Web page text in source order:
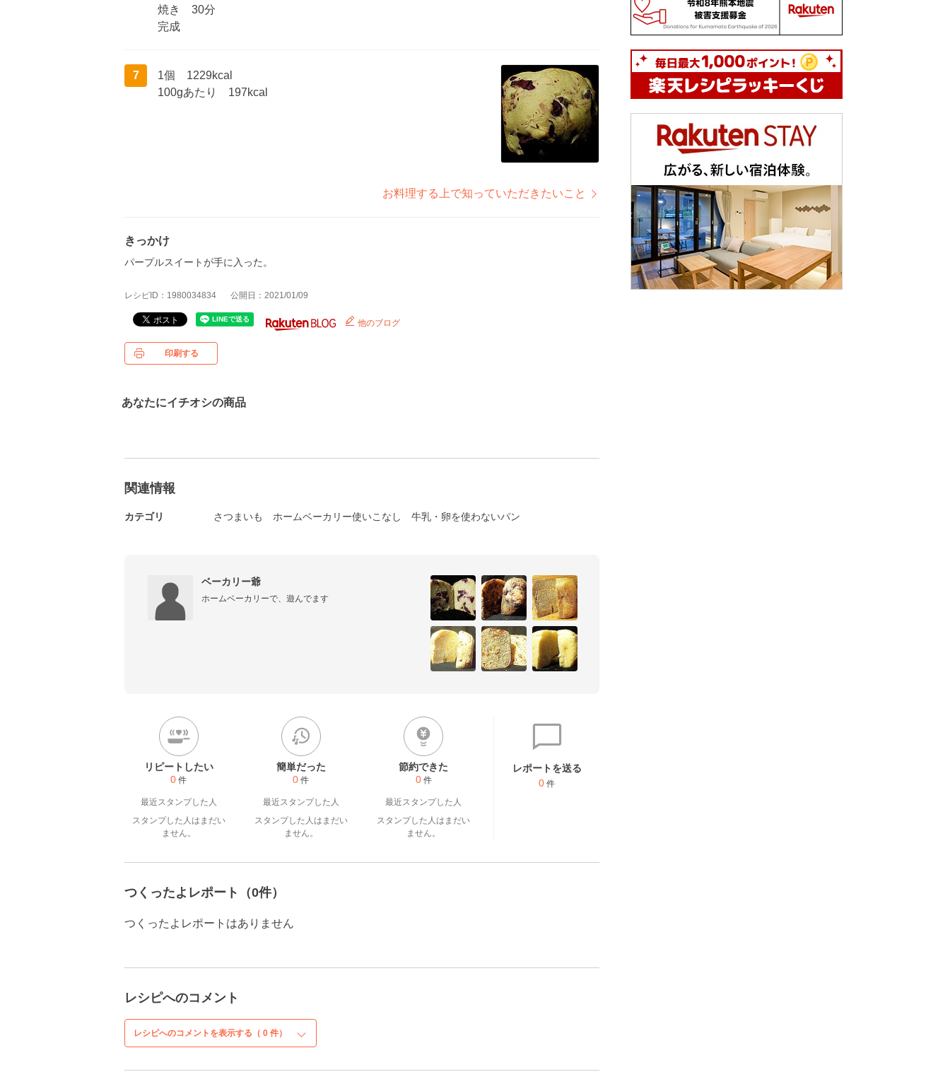
焼き 30分
完成
7
1個 1229kcal
100gあたり 197kcal
お料理する上で知っていただきたいこと
きっかけ
パープルスイートが手に入った。
レシピID：1980034834 公開日：2021/01/09
他のブログ
印刷する
あなたにイチオシの商品
関連情報
カテゴリ さつまいも ホームベーカリー使いこなし 牛乳・卵を使わないパン
ベーカリー爺
ホームベーカリーで、遊んでます
リピートしたい
0 件
最近スタンプした人
スタンプした人はまだい
ません。
簡単だった
0 件
最近スタンプした人
スタンプした人はまだい
ません。
節約できた
0 件
最近スタンプした人
スタンプした人はまだい
ません。
レポートを送る
0 件
つくったよレポート（0件）
つくったよレポートはありません
レシピへのコメント
レシピへのコメントを表示する（ 0 件）